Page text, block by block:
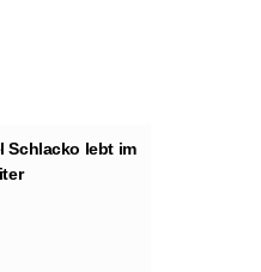
Schlacko lebt im